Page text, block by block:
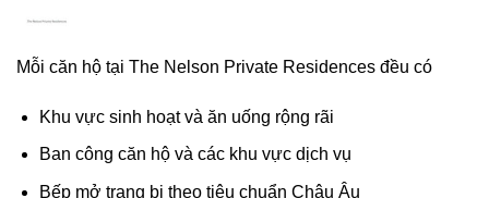
Mỗi căn hộ tại The Nelson Private Residences đều có
Khu vực sinh hoạt và ăn uống rộng rãi
Ban công căn hộ và các khu vực dịch vụ
Bếp mở trang bị theo tiêu chuẩn Châu Âu